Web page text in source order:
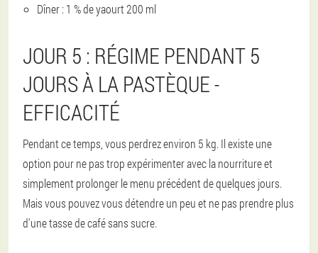
Dîner : 1 % de yaourt 200 ml
JOUR 5 : RÉGIME PENDANT 5
JOURS À LA PASTÈQUE -
EFFICACITÉ
Pendant ce temps, vous perdrez environ 5 kg. Il existe une
option pour ne pas trop expérimenter avec la nourriture et
simplement prolonger le menu précédent de quelques jours.
Mais vous pouvez vous détendre un peu et ne pas prendre plus
d'une tasse de café sans sucre.